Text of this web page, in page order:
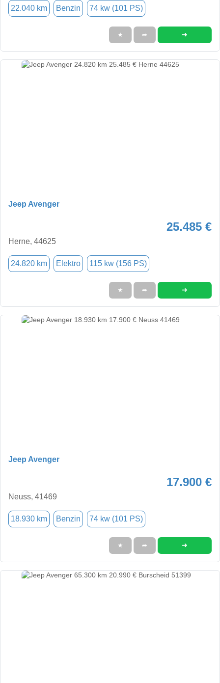
22.040 km Benzin 74 kw (101 PS)
★ ➦ ➜
Jeep Avenger
25.485 €
Herne, 44625
24.820 km Elektro 115 kw (156 PS)
★ ➦ ➜
Jeep Avenger
17.900 €
Neuss, 41469
18.930 km Benzin 74 kw (101 PS)
★ ➦ ➜